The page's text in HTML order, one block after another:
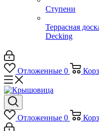
Ступени
Террасная
Decking
Отложенные 0
Отложенные 0